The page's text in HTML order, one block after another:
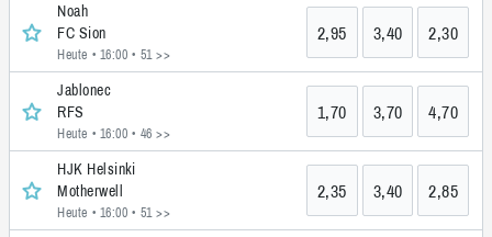
Noah
FC Sion
Heute • 16:00 • 51 >>
2,95 3,40 2,30
Jablonec
RFS
Heute • 16:00 • 46 >>
1,70 3,70 4,70
HJK Helsinki
Motherwell
Heute • 16:00 • 51 >>
2,35 3,40 2,85